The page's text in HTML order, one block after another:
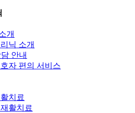
개
닉 소개
안내
자 편의 서비스
치료
활치료